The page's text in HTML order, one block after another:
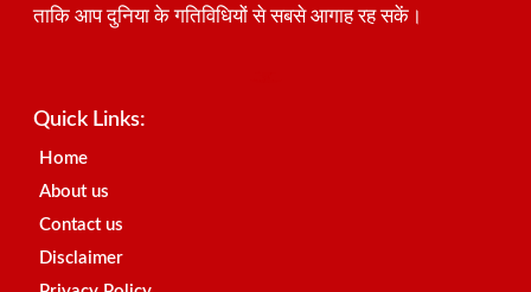
ताकि आप दुनिया के गतिविधियों से सबसे आगाह रह सकें।
Quick Links:
Home
About us
Contact us
Disclaimer